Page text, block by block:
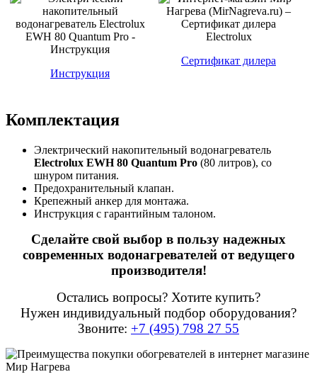
Инструкция
Сертификат дилера
Комплектация
Электрический накопительный водонагреватель
Electrolux EWH 80 Quantum Pro (80 литров), со
шнуром питания.
Предохранительный клапан.
Крепежный анкер для монтажа.
Инструкция с гарантийным талоном.
Сделайте свой выбор в пользу надежных
современных водонагревателей от ведущего
производителя!
Остались вопросы? Хотите купить?
Нужен индивидуальный подбор оборудования?
Звоните: +7 (495) 798 27 55